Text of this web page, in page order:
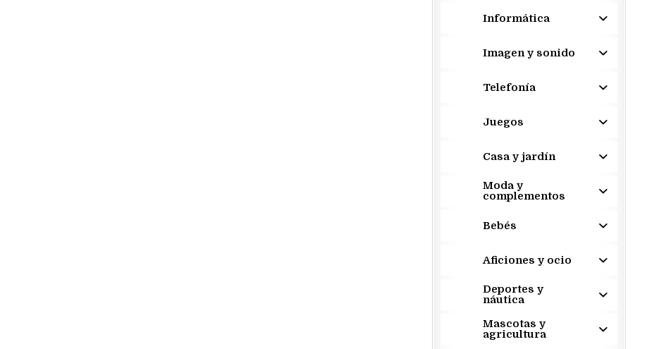
Informática
Imagen y sonido
Telefonía
Juegos
Casa y jardín
Moda y
complementos
Bebés
Aficiones y ocio
Deportes y
náutica
Mascotas y
agricultura